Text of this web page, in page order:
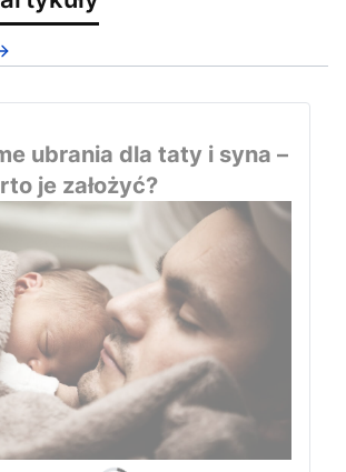
ubrania dla taty i syna –
je założyć?